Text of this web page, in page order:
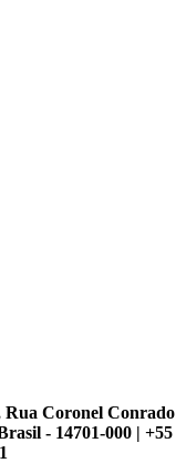
Rua Coronel Conrado
- 14701-000 | +55